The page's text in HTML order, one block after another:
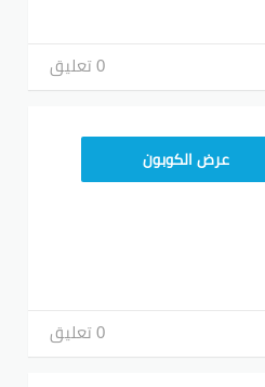
0 تعليق
WELCOME
عرض الكوبون
0 تعليق